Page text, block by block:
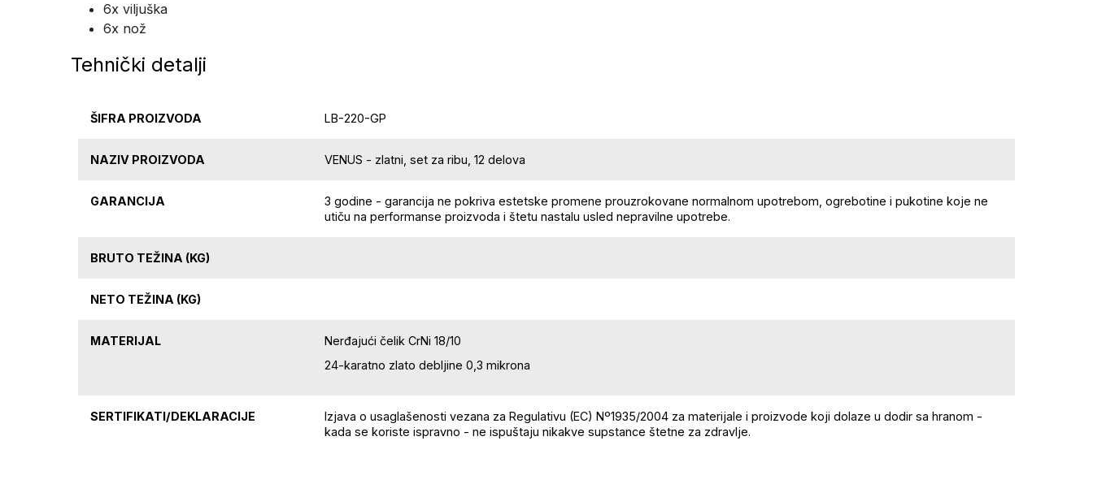
6x viljuška
6x nož
Tehnički detalji
ŠIFRA PROIZVODA LB-220-GP
NAZIV PROIZVODA VENUS - zlatni, set za ribu, 12 delova
GARANCIJA
3 godine - garancija ne pokriva estetske promene prouzrokovane normalnom upotrebom, ogrebotine i pukotine koje ne
utiču na performanse proizvoda i štetu nastalu usled nepravilne upotrebe.
BRUTO TEŽINA (KG)
NETO TEŽINA (KG)
MATERIJAL
Nerđajući čelik CrNi 18/10
24-karatno zlato debljine 0,3 mikrona
SERTIFIKATI/DEKLARACIJE
Izjava o usaglašenosti vezana za Regulativu (EC) Nº1935/2004 za materijale i proizvode koji dolaze u dodir sa hranom -
kada se koriste ispravno - ne ispuštaju nikakve supstance štetne za zdravlje.